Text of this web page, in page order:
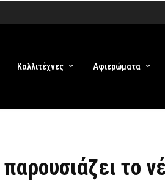
Καλλιτέχνες Αφιερώματα
το